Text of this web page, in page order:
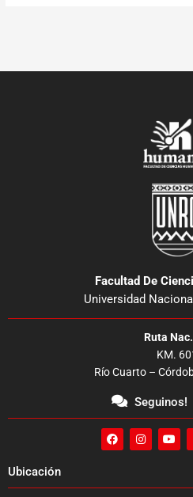
Ubicación
Facultad De
Universidad
Ruta
KM.
Río Cuarto –
Seguinos!
F
a
o
I
n
g
Y
o
b